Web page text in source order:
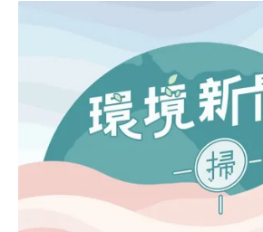
能，配合國家能源轉型政策，鼓勵法
或學校設置燃料電池發電系統，每案
500瓩，每瓩最高補助新台幣7萬元，
源局進一步指出，長時間運轉為3000
時以上，而透過補助，可協助朝商業
分散式電力來源。（